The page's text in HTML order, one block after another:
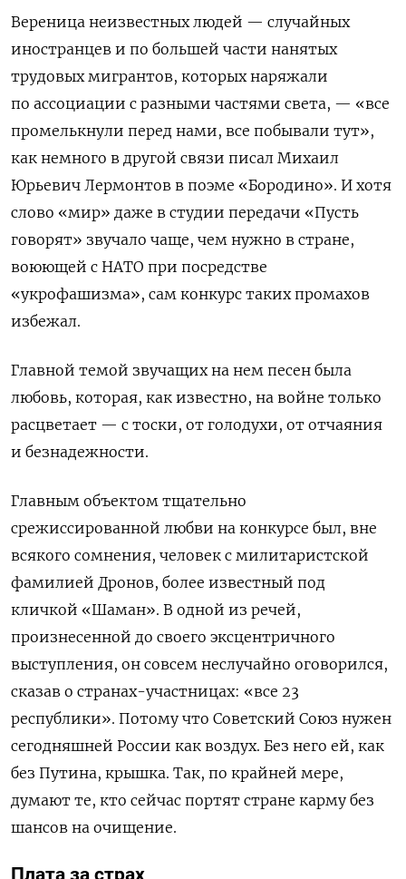
Вереница неизвестных людей — случайных
иностранцев и по большей части нанятых
трудовых мигрантов, которых наряжали
по ассоциации с разными частями света, — «все
промелькнули перед нами, все побывали тут»,
как немного в другой связи писал Михаил
Юрьевич Лермонтов в поэме «Бородино». И хотя
слово «мир» даже в студии передачи «Пусть
говорят» звучало чаще, чем нужно в стране,
воюющей с НАТО при посредстве
«укрофашизма», сам конкурс таких промахов
избежал.
Главной темой звучащих на нем песен была
любовь, которая, как известно, на войне только
расцветает — с тоски, от голодухи, от отчаяния
и безнадежности.
Главным объектом тщательно
срежиссированной любви на конкурсе был, вне
всякого сомнения, человек с милитаристской
фамилией Дронов, более известный под
кличкой «Шаман». В одной из речей,
произнесенной до своего эксцентричного
выступления, он совсем неслучайно оговорился,
сказав о странах-участницах: «все 23
республики». Потому что Советский Союз нужен
сегодняшней России как воздух. Без него ей, как
без Путина, крышка. Так, по крайней мере,
думают те, кто сейчас портят стране карму без
шансов на очищение.
Плата за страх